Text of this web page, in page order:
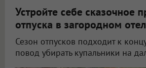
Устройте себе сказочное
отпуска в загородном
Сезон отпусков подходит к
повод убирать купальники на